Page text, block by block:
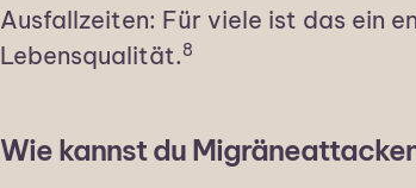
Ausfallzeiten: Für viele ist das ein
Lebensqualität.8
Wie kannst du